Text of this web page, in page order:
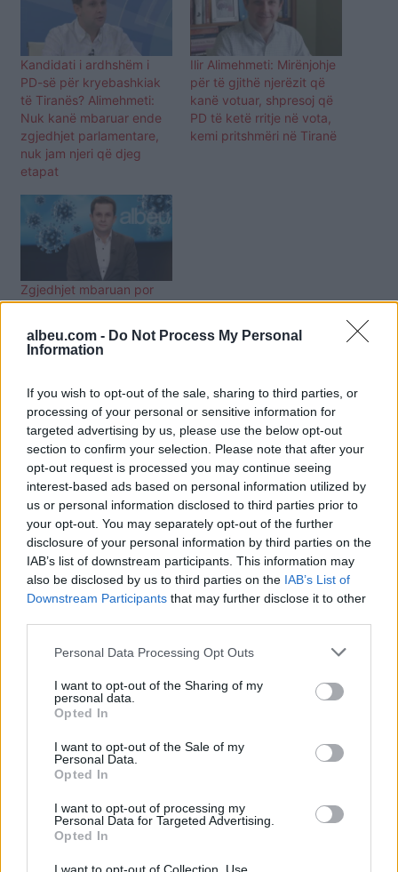
albeu.com - Do Not Process My Personal
Information
If you wish to opt-out of the sale, sharing to third parties, or
processing of your personal or sensitive information for
targeted advertising by us, please use the below opt-out
section to confirm your selection. Please note that after your
opt-out request is processed you may continue seeing
interest-based ads based on personal information utilized by
us or personal information disclosed to third parties prior to
your opt-out. You may separately opt-out of the further
disclosure of your personal information by third parties on the
IAB’s list of downstream participants. This information may
also be disclosed by us to third parties on the IAB’s List of
Downstream Participants that may further disclose it to other
Personal Data Processing Opt Outs
I want to opt-out of the Sharing of my
personal data.
Opted In
I want to opt-out of the Sale of my
Personal Data.
Opted In
I want to opt-out of processing my
Personal Data for Targeted Advertising.
Opted In
Kandidati i ardhshëm i
PD-së për kryebashkiak
të Tiranës? Alimehmeti:
Nuk kanë mbaruar ende
zgjedhjet parlamentare,
nuk jam njeri që djeg
etapat
Ilir Alimehmeti: Mirënjohje
për të gjithë njerëzit që
kanë votuar, shpresoj që
PD të ketë rritje në vota,
kemi pritshmëri në Tiranë
Zgjedhjet mbaruan por
Covid-19 jo, Alimehmeti
e fundit të majit
Shtuarmë22.05.2025 11:31
Tags:
11 maji , ilir alimehmeti ,